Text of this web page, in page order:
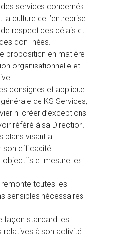
des services concernés
la culture de l’entreprise
respect des délais et
don- nées.
proposition en matière
organisationnelle et
consignes et applique
de KS Services,
ni créer d’exceptions
référé à sa Direction.
plans visant à
son efficacité.
objectifs et mesure les
toutes les
sensibles nécessaires
façon standard les
relatives à son activité.